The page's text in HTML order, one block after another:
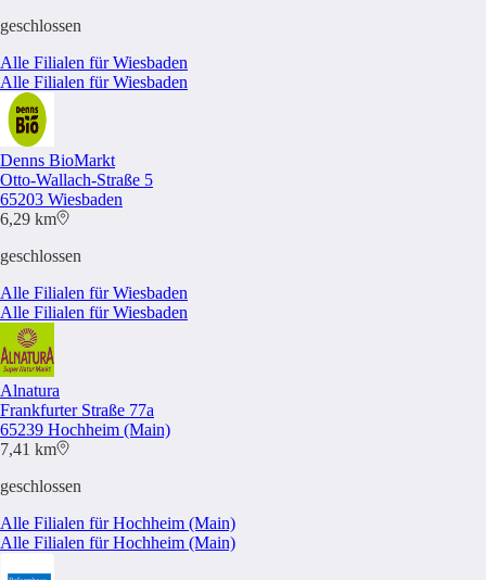
geschlossen
Alle Filialen für Wiesbaden
Alle Filialen für Wiesbaden
Denns BioMarkt
Otto-Wallach-Straße 5
65203 Wiesbaden
6,29 km
geschlossen
Alle Filialen für Wiesbaden
Alle Filialen für Wiesbaden
Alnatura
Frankfurter Straße 77a
65239 Hochheim (Main)
7,41 km
geschlossen
Alle Filialen für Hochheim (Main)
Alle Filialen für Hochheim (Main)